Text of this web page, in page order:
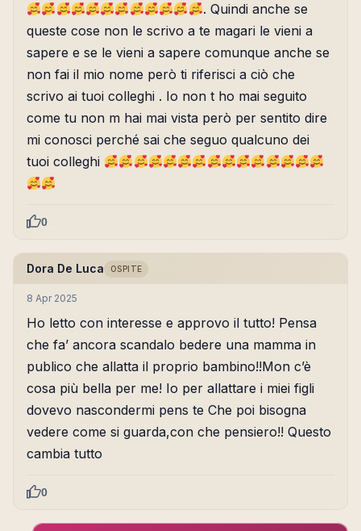
. Quindi anche se
queste cose non le scrivo a te magari le vieni a
sapere e se le vieni a sapere comunque anche se
non fai il mio nome però ti riferisci a ciò che
scrivo ai tuoi colleghi . Io non t ho mai seguito
come tu non m hai mai vista però per sentito dire
mi conosci perché sai che seguo qualcuno dei
tuoi colleghi
0
Dora De Luca OSPITE
8 Apr 2025
Ho letto con interesse e approvo il tutto! Pensa
che fa’ ancora scandalo bedere una mamma in
publico che allatta il proprio bambino!!Mon c’è
cosa più bella per me! Io per allattare i miei figli
dovevo nascondermi pens te Che poi bisogna
vedere come si guarda,con che pensiero!! Questo
cambia tutto
0